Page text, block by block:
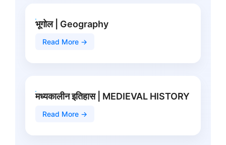
भूगोल | Geography
Read More →
मध्यकालीन इतिहास | MEDIEVAL HISTORY
Read More →